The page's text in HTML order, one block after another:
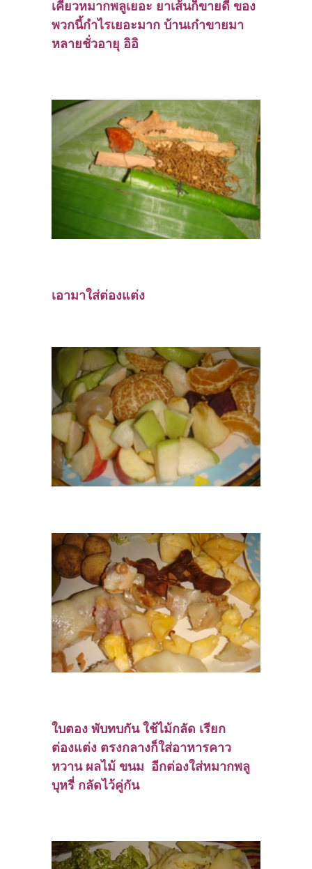
เคี้ยวหมากพลูเยอะ ยาเส้นก็ขายดี ของ
พวกนี้กำไรเยอะมาก บ้านเก๋าขายมา
หลายชั่วอายุ อิอิ
เอามาใส่ต่องแต่ง
ใบตอง พับทบกัน ใช้ไม้กลัด เรียก
ต่องแต่ง ตรงกลางก็ใส่อาหารคาว
หวาน ผลไม้ ขนม อีกต่องใส่หมากพลู
บุหรี่ กลัดไว้คู่กัน